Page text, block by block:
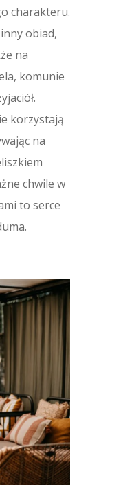
charakteru.
obiad,
na
komunie
korzystają
na
chwile w
to serce